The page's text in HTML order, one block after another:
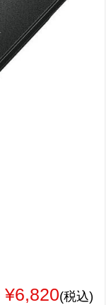
¥6,820(税込)